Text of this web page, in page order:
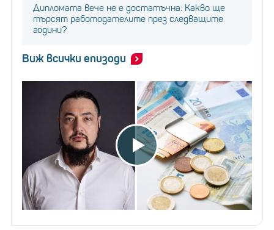
Дипломата вече не е достатъчна: Какво ще
търсят работодателите през следващите
години?
Виж всички епизоди